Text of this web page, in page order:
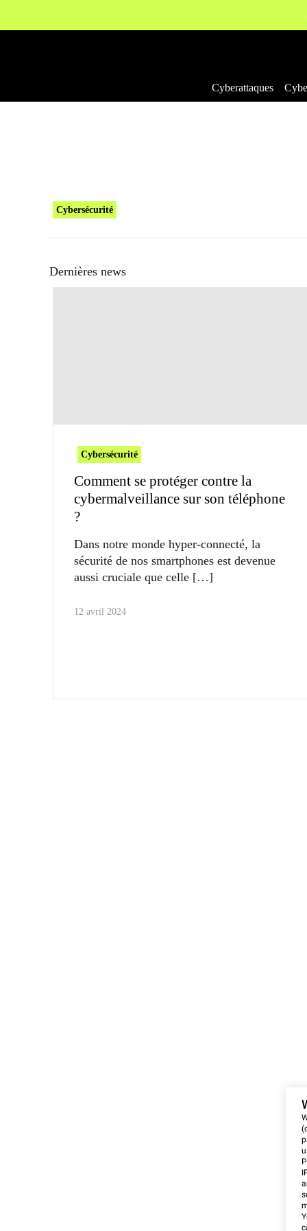
Cyberattaques
Cybersécurité
Dernières news
Cybersécurité
Comment se protéger contre la
cybermalveillance sur son téléphone
?
Dans notre monde hyper-connecté, la
sécurité de nos smartphones est devenue
aussi cruciale que celle
12 avril 2024